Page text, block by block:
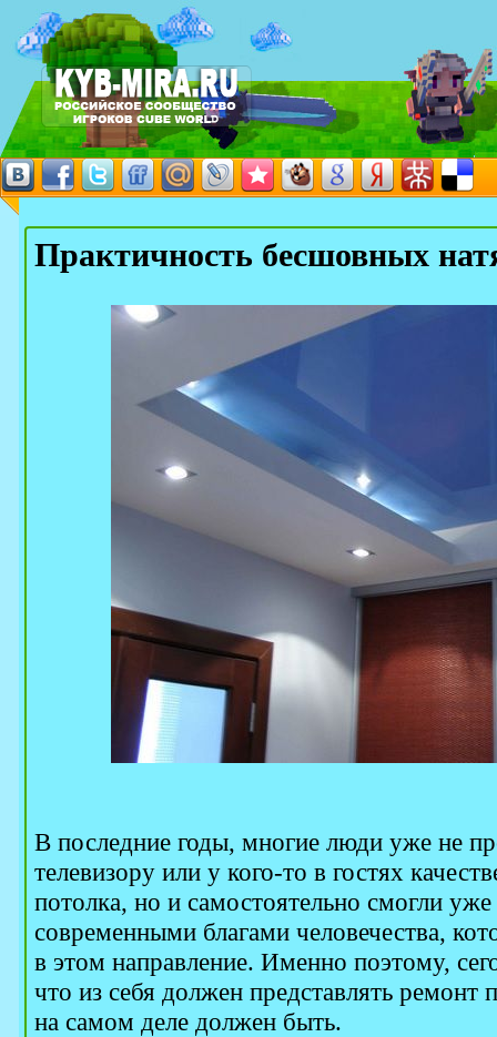
Практичность бесшовных
В последние годы, многие люди уже не
телевизору или у кого-то в гостях
потолка, но и самостоятельно смогли уже
современными благами человечества,
в этом направление. Именно поэтому,
что из себя должен представлять ремонт
на самом деле должен быть.